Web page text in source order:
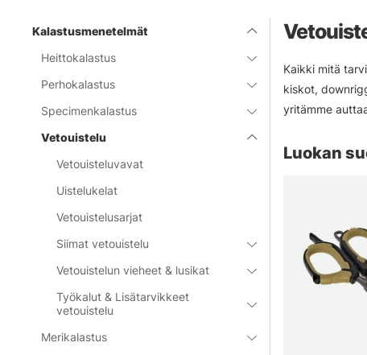
Kalastusmenetelmät
Heittokalastus
Perhokalastus
Specimenkalastus
Vetouistelu
Vetouisteluvavat
Uistelukelat
Vetouistelusarjat
Siimat vetouistelu
Vetouistelun vieheet & lusikat
Työkalut & Lisätarvikkeet
vetouistelu
Merikalastus
Kaikki mitä
kiskot,
yritämme
Luokan